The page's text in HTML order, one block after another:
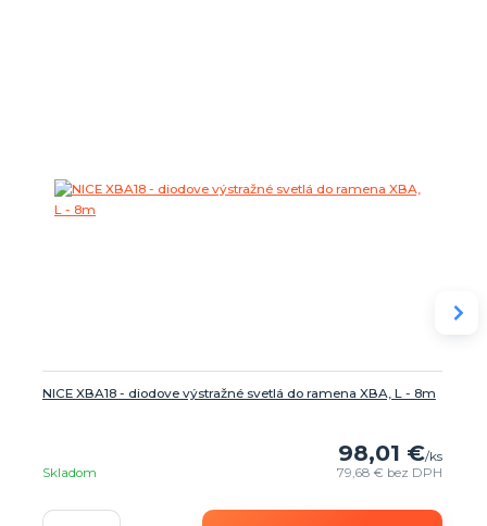
NICE XBA18 - diodove výstražné svetlá do ramena XBA, L - 8m
98,01 €/ks
79,68 € bez DPH
Skladom